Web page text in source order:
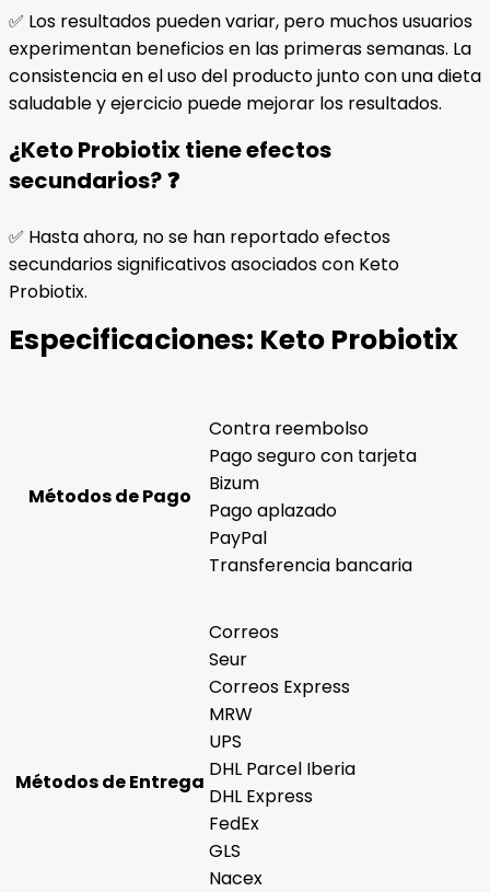
✅ Los resultados pueden variar, pero muchos usuarios
experimentan beneficios en las primeras semanas. La
consistencia en el uso del producto junto con una dieta
saludable y ejercicio puede mejorar los resultados.
¿Keto Probiotix tiene efectos
secundarios? ❓
✅ Hasta ahora, no se han reportado efectos
secundarios significativos asociados con Keto
Probiotix.
Especificaciones: Keto Probiotix
Métodos de Pago
Contra reembolso
Pago seguro con tarjeta
Bizum
Pago aplazado
PayPal
Transferencia bancaria
Métodos de Entrega
Correos
Seur
Correos Express
MRW
UPS
DHL Parcel Iberia
DHL Express
FedEx
GLS
Nacex